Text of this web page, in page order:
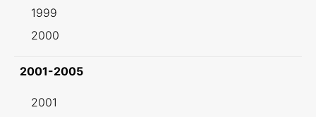
1999
2000
2001-2005
2001